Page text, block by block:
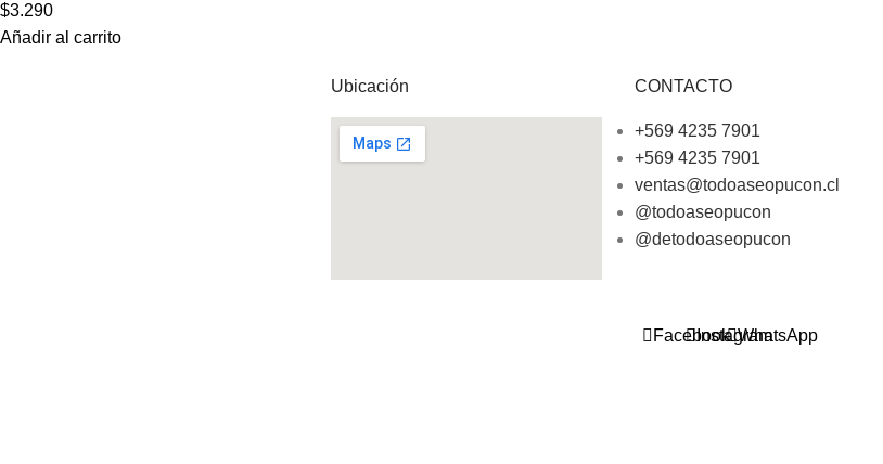
$3.290
Añadir al carrito
Ubicación CONTACTO
+569 4235 7901
+569 4235 7901
ventas@todoaseopucon.cl
@todoaseopucon
@detodoaseopucon
FacebookInstagramWhatsApp